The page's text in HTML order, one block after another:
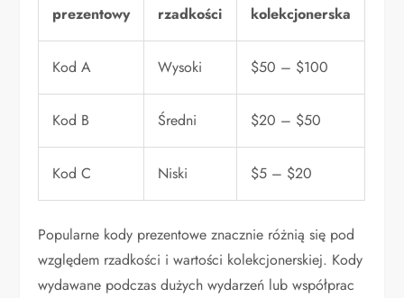
prezentowy
rzadkości
kolekcjonerska
Kod A Wysoki $50 – $100
Kod B Średni $20 – $50
Kod C Niski $5 – $20
Popularne kody prezentowe znacznie różnią się pod
względem rzadkości i wartości kolekcjonerskiej. Kody
wydawane podczas dużych wydarzeń lub współprac